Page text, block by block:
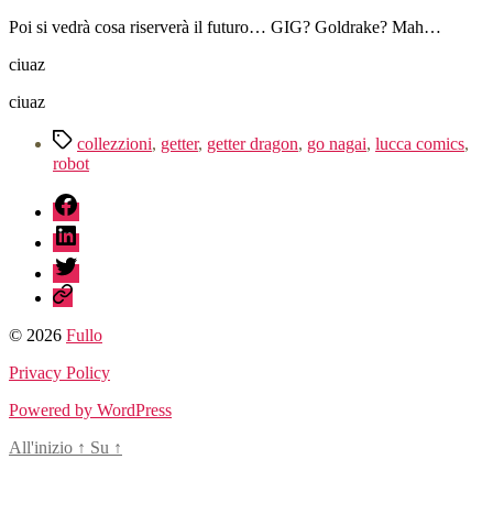
Poi si vedrà cosa riserverà il futuro… GIG? Goldrake? Mah…
ciuaz
ciuaz
Tag collezzioni, getter, getter dragon, go nagai, lucca comics,
robot
fb
linkedin
twitter
sessionize
© 2026 Fullo
Privacy Policy
Powered by WordPress
All'inizio ↑ Su ↑